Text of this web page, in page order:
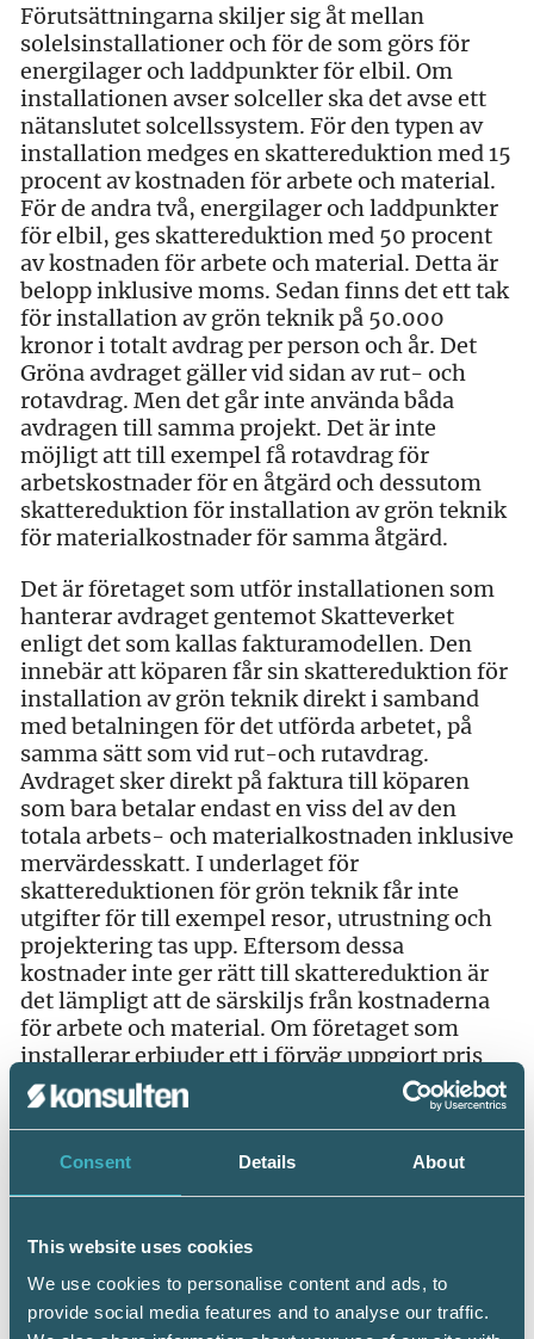
Consent Details About
This website uses cookies
We use cookies to personalise content and ads, to
provide social media features and to analyse our traffic.
Förutsättningarna skiljer sig åt mellan
solelsinstallationer och för de som görs för
energilager och laddpunkter för elbil. Om
installationen avser solceller ska det avse ett
nätanslutet solcellssystem. För den typen av
installation medges en skattereduktion med 15
procent av kostnaden för arbete och material.
För de andra två, energilager och laddpunkter
för elbil, ges skattereduktion med 50 procent
av kostnaden för arbete och material. Detta är
belopp inklusive moms. Sedan finns det ett tak
för installation av grön teknik på 50.000
kronor i totalt avdrag per person och år. Det
Gröna avdraget gäller vid sidan av rut- och
rotavdrag. Men det går inte använda båda
avdragen till samma projekt. Det är inte
möjligt att till exempel få rotavdrag för
arbetskostnader för en åtgärd och dessutom
skattereduktion för installation av grön teknik
för materialkostnader för samma åtgärd.
Det är företaget som utför installationen som
hanterar avdraget gentemot Skatteverket
enligt det som kallas fakturamodellen. Den
innebär att köparen får sin skattereduktion för
installation av grön teknik direkt i samband
med betalningen för det utförda arbetet, på
samma sätt som vid rut-och rutavdrag.
Avdraget sker direkt på faktura till köparen
som bara betalar endast en viss del av den
totala arbets- och materialkostnaden inklusive
mervärdesskatt. I underlaget för
skattereduktionen för grön teknik får inte
utgifter för till exempel resor, utrustning och
projektering tas upp. Eftersom dessa
kostnader inte ger rätt till skattereduktion är
det lämpligt att de särskiljs från kostnaderna
för arbete och material. Om företaget som
installerar erbjuder ett i förväg uppgjort pris
som omfattar samtliga kostnader,
totalentreprenad till fast pris, finns en
schablonberäkning. Underlaget för beräkning
av skattereduktion för installation av grön
teknik schablonmässigt kan då beräknas till
För att kunna nyttja möjligheten till
skattereduktion är kravet att installationerna
påbörjas, slutförs och betalas under samma år.